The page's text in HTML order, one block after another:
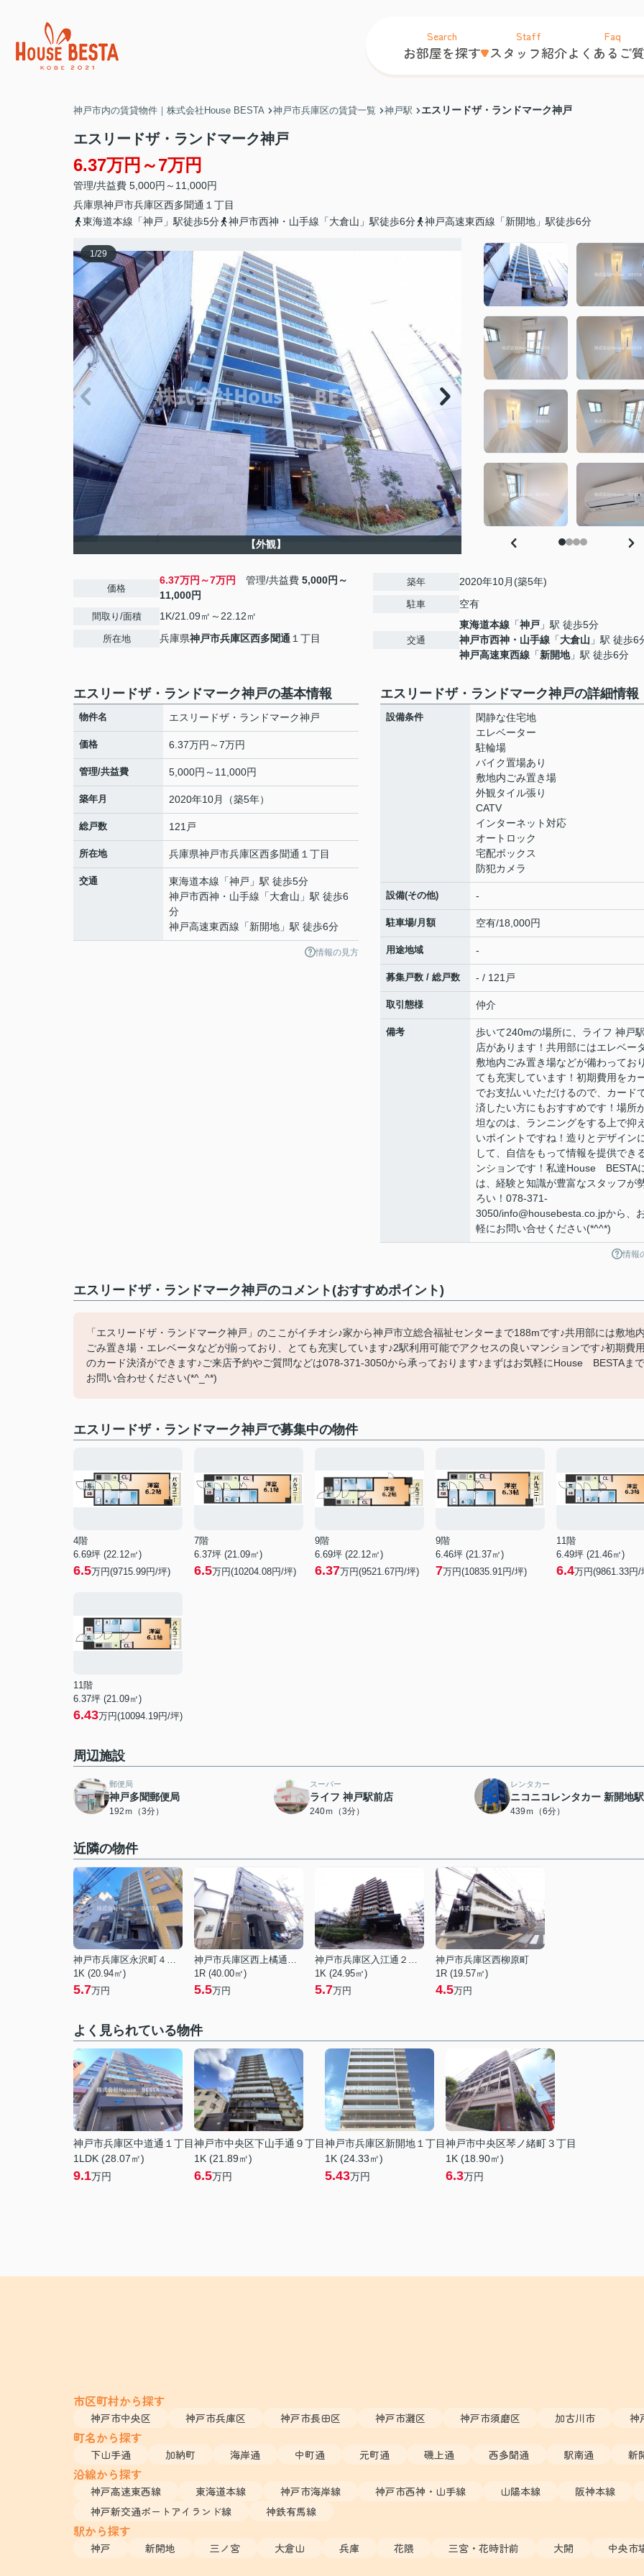
Search
お部屋を探す
Staff
スタッフ紹介
Faq
よくあるご
神戸市内の賃貸物件｜株式会社House BESTA 神戸市兵庫区の賃貸一覧 神戸駅 エスリードザ・ランドマーク神戸
エスリードザ・ランドマーク神戸
6.37万円～7万円
管理/共益費 5,000円～11,000円
兵庫県神戸市兵庫区西多聞通 １丁目
東海道本線「神戸」駅徒歩5分
神戸市西神・山手線「大倉山」駅徒歩6分 神戸高速東西線「新開地」駅徒歩6分
1/29
【外観】
価格
6.37万円～7万円 管理/共益費 5,000円～
11,000円
間取り/面積 1K/21.09㎡～22.12㎡
所在地 兵庫県神戸市兵庫区西多聞通 １丁目
築年 2020年10月(築5年)
駐車 空有
交通
東海道本線 「神戸 」駅 徒歩5分
神戸市西神・山手線 「大倉山 」駅 徒歩6
神戸高速東西線 「新開地」駅 徒歩6分
エスリードザ・ランドマーク神戸の基本情報
物件名 エスリードザ・ランドマーク神戸
価格 6.37万円～7万円
管理/共益費 5,000円～11,000円
築年月 2020年10月（築5年）
総戸数 121戸
所在地 兵庫県神戸市兵庫区西多聞通 １丁目
交通 東海道本線 「神戸 」駅 徒歩5分
神戸市西神・山手線 「大倉山 」駅 徒歩6
分
神戸高速東西線 「新開地 」駅 徒歩6分
情報の見方
エスリードザ・ランドマーク神戸の詳細情報
設備条件
閑静な住宅地
エレベーター
駐輪場
バイク置場あり
敷地内ごみ置き場
外観タイル張り
CATV
インターネット対応
オートロック
宅配ボックス
防犯カメラ
設備(その他) -
駐車場/月額 空有/18,000円
用途地域 -
募集戸数 / 総戸数 - / 121戸
取引態様 仲介
備考
歩いて240mの場所に、ライフ 神戸
店があります！共用部にはエレベー
敷地内ごみ置き場などが備わってお
ても充実しています！初期費用をカ
でお支払いいただけるので、カード
済したい方にもおすすめです！場所
坦なのは、ランニングをする上で抑
いポイントですね！造りとデザイン
して、自信をもって情報を提供でき
ンションです！私達House BESTA
は、経験と知識が豊富なスタッフが
ろい！078-371-
3050/info@housebesta.co.jpから、
軽にお問い合せください(*^^*)
情報
エスリードザ・ランドマーク神戸のコメント(おすすめポイント)
「エスリードザ・ランドマーク神戸」のここがイチオシ♪家から神戸市立総合福祉センターまで188mです♪共用部には敷地
ごみ置き場・エレベータなどが揃っており、とても充実しています♪2駅利用可能でアクセスの良いマンションです♪初期費
のカード決済ができます♪ご来店予約やご質問などは078-371-3050から承っております♪まずはお気軽にHouse BESTAまで
お問い合わせください(*^_^*)
エスリードザ・ランドマーク神戸で募集中の物件
4階
6.69坪 (22.12㎡)
6.5万円(9715.99円/坪)
7階
6.37坪 (21.09㎡)
6.5万円(10204.08円/坪)
9階
6.69坪 (22.12㎡)
6.37万円(9521.67円/坪)
9階
6.46坪 (21.37㎡)
7万円(10835.91円/坪)
11階
6.49坪 (21.46㎡)
6.4万円(9861.33円/
11階
6.37坪 (21.09㎡)
6.43万円(10094.19円/坪)
周辺施設
郵便局
神戸多聞郵便局
192ｍ（3分）
スーパー
ライフ 神戸駅前店
240ｍ（3分）
レンタカー
ニコニコレンタカー 新開地
439ｍ（6分）
近隣の物件
神戸市兵庫区永沢町４丁目
1K (20.94㎡)
5.7万円
神戸市兵庫区西上橘通２丁目
1R (40.00㎡)
5.5万円
神戸市兵庫区入江通２丁目
1K (24.95㎡)
5.7万円
神戸市兵庫区西柳原町
1R (19.57㎡)
4.5万円
よく見られている物件
神戸市兵庫区中道通１丁目
1LDK (28.07㎡)
9.1万円
神戸市中央区下山手通９丁目
1K (21.89㎡)
6.5万円
神戸市兵庫区新開地１丁目
1K (24.33㎡)
5.43万円
神戸市中央区琴ノ緒町３丁目
1K (18.90㎡)
6.3万円
市区町村から探す
神戸市中央区 神戸市兵庫区 神戸市長田区 神戸市灘区 神戸市須磨区 加古川市 神
町名から探す
下山手通 加納町 海岸通 中町通 元町通 磯上通 西多聞通 駅南通 新
沿線から探す
神戸高速東西線 東海道本線 神戸市海岸線 神戸市西神・山手線 山陽本線
阪神本線
神戸新交通ポートアイランド線
神鉄有馬線
駅から探す
神戸 新開地 三ノ宮 大倉山 兵庫 花隈 三宮・花時計前 大開 中央市